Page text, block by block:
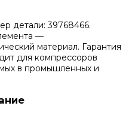
детали: 39768466.
—
материал. Гарантия
для компрессоров
в промышленных и